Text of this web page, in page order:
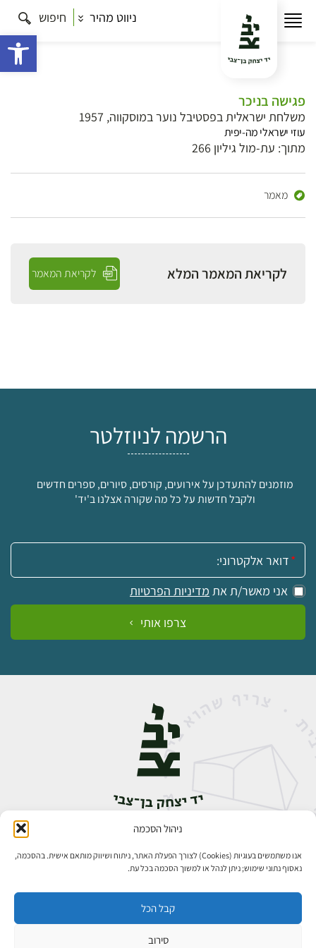
ניהול הסכמה
אנו משתמשים בעוגיות (Cookies) לצורך הפעלת האתר, ניתוח ושיווק מותאם אישית. בהסכמה,
נאסוף נתוני שימוש; ניתן לנהל או למשוך הסכמה בכל עת.
קבל הכל
סירוב
ניווט מהיר חיפוש
פגישה בניכר
משלחת ישראלית בפסטיבל נוער במוסקווה, 1957
עוזי ישראלי מה-יפית
מתוך: עת-מול גיליון 266
מאמר
לקריאת המאמר המלא לקריאת המאמר
הרשמה לניוזלטר
מוזמנים להתעדכן על אירועים, קורסים, סיורים, ספרים חדשים
ולקבל חדשות על כל מה שקורה אצלנו ב'יד'
אימייל:
אני מאשר/ת את מדיניות הפרטיות
צרפו אותי
אבן גבירול 14, רחביה, ירושלים